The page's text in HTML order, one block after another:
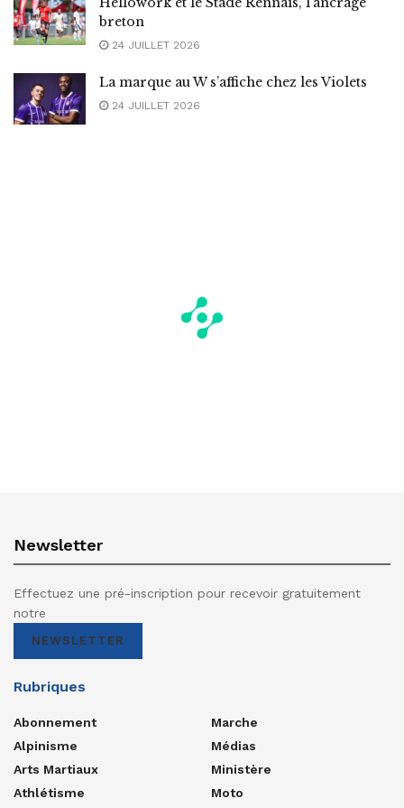
breton
24 JUILLET 2026
La marque au W s’affiche chez les Violets
24 JUILLET 2026
Newsletter
Effectuez une pré-inscription pour recevoir gratuitement
notre
NEWSLETTER
Rubriques
Abonnement
Alpinisme
Arts Martiaux
Athlétisme
Marche
Médias
Ministère
Moto